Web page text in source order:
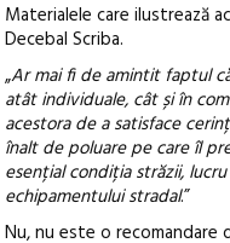
Materialele care ilustrează
Decebal Scriba.
„Ar mai fi de amintit faptul
atât individuale, cât și în
acestora de a satisface
înalt de poluare pe care îl
esențial condiția străzii,
echipamentului stradal.”
Nu, nu este o